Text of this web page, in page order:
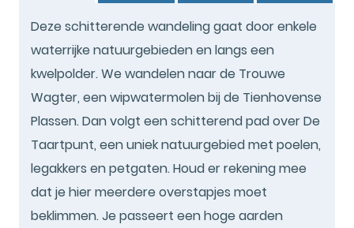
Deze schitterende wandeling gaat door enkele
waterrijke natuurgebieden en langs een
kwelpolder. We wandelen naar de Trouwe
Wagter, een wipwatermolen bij de Tienhovense
Plassen. Dan volgt een schitterend pad over De
Taartpunt, een uniek natuurgebied met poelen,
legakkers en petgaten. Houd er rekening mee
dat je hier meerdere overstapjes moet
beklimmen. Je passeert een hoge aarden